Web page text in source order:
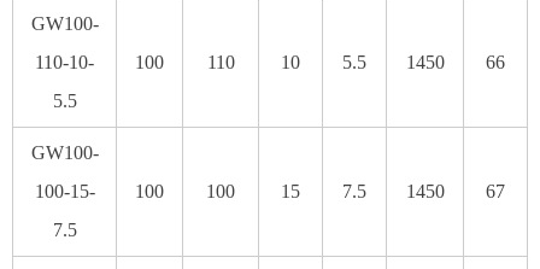
GW100-
110-10-
5.5
100 110 10 5.5 1450 66
GW100-
100-15-
7.5
100 100 15 7.5 1450 67